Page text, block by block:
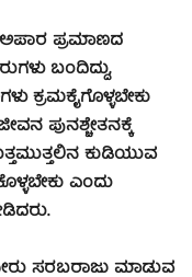
ಪ್ರಮಾಣದ
ಬಂದಿದ್ದು,
ಕ್ರಮಕೈಗೊಳ್ಳಬೇಕು
ಪುನಶ್ಚೇತನಕ್ಕೆ
ಕುಡಿಯುವ
ಎಂದು
ಸರಬರಾಜು ಮಾಡುವ